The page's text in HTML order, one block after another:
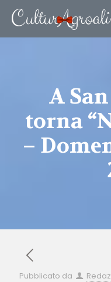
A
torna
–
Pubblicato da